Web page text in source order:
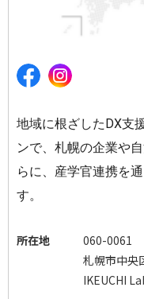
地域に根ざしたDX支
ンで、札幌の企業や
らに、産学官連携を
す。
所在地
060-0061
札幌市中央
IKEUCHI